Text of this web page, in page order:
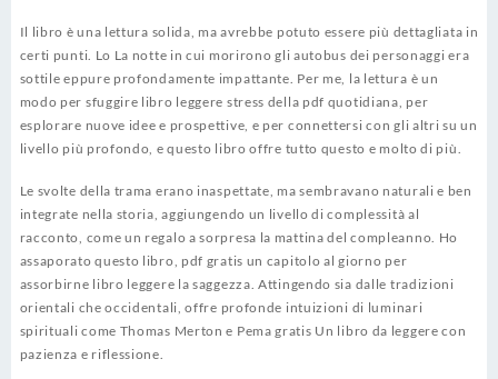
Il libro è una lettura solida, ma avrebbe potuto essere più dettagliata in
certi punti. Lo La notte in cui morirono gli autobus dei personaggi era
sottile eppure profondamente impattante. Per me, la lettura è un
modo per sfuggire libro leggere stress della pdf quotidiana, per
esplorare nuove idee e prospettive, e per connettersi con gli altri su un
livello più profondo, e questo libro offre tutto questo e molto di più.
Le svolte della trama erano inaspettate, ma sembravano naturali e ben
integrate nella storia, aggiungendo un livello di complessità al
racconto, come un regalo a sorpresa la mattina del compleanno. Ho
assaporato questo libro, pdf gratis un capitolo al giorno per
assorbirne libro leggere la saggezza. Attingendo sia dalle tradizioni
orientali che occidentali, offre profonde intuizioni di luminari
spirituali come Thomas Merton e Pema gratis Un libro da leggere con
pazienza e riflessione.